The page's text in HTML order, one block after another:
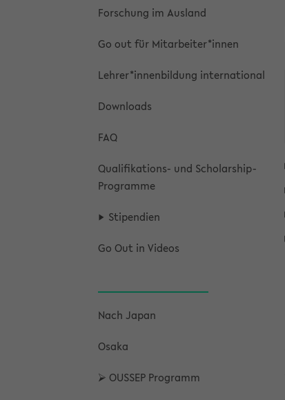
For­schung im Aus­land
Go out für Mit­ar­bei­ter*innen
Leh­rer*in­nen­bil­dung in­ter­na­tio­nal
Down­loads
FAQ
Qualifikations-​ und Scholarship-​
Programme
Sti­pen­di­en
Go Out in Vi­de­os
Nach Japan
Osaka
⮚ OUSSEP Pro­gramm